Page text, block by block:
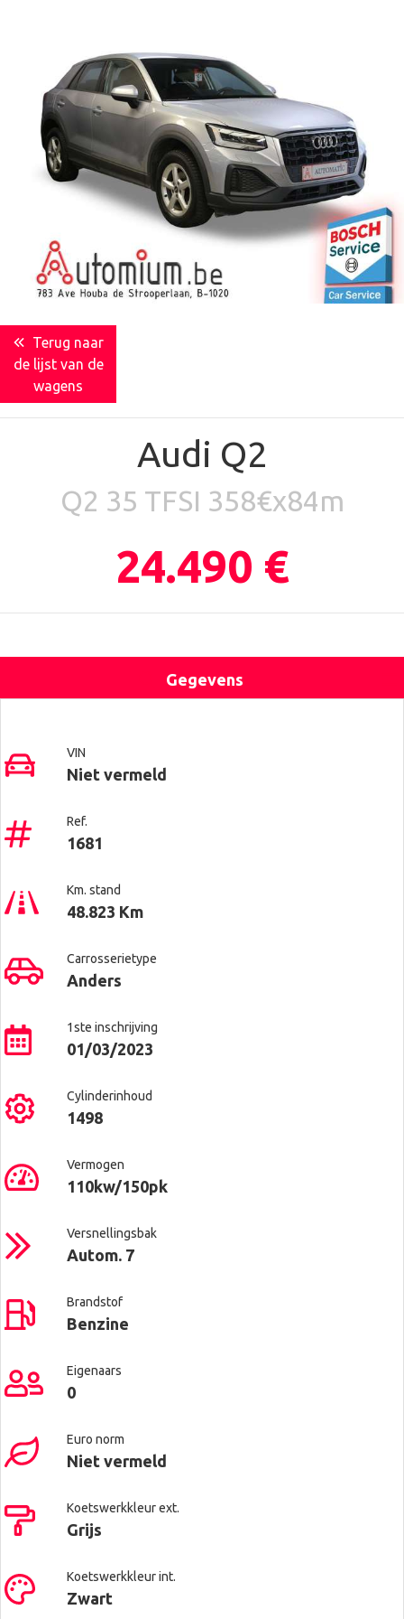
Terug naar
de lijst van de
wagens
Audi Q2
Q2 35 TFSI 358€x84m
24.490 €
Gegevens
VIN
Niet vermeld
Ref.
1681
Km. stand
48.823 Km
Carrosserietype
Anders
1ste inschrijving
01/03/2023
Cylinderinhoud
1498
Vermogen
110kw/150pk
Versnellingsbak
Autom. 7
Brandstof
Benzine
Eigenaars
0
Euro norm
Niet vermeld
Koetswerkkleur ext.
Grijs
Koetswerkkleur int.
Zwart